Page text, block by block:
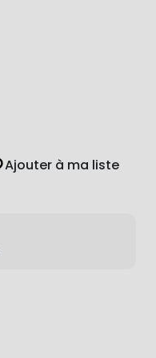
Ajouter à ma liste